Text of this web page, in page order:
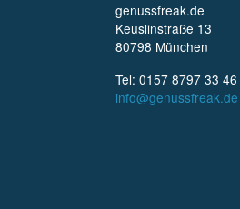
genussfreak.de
Keuslinstraße 13
80798 München
Tel: 0157 8797 33 46
info@genussfreak.de